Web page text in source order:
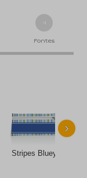
4
Fontes
Stripes Bluey
›